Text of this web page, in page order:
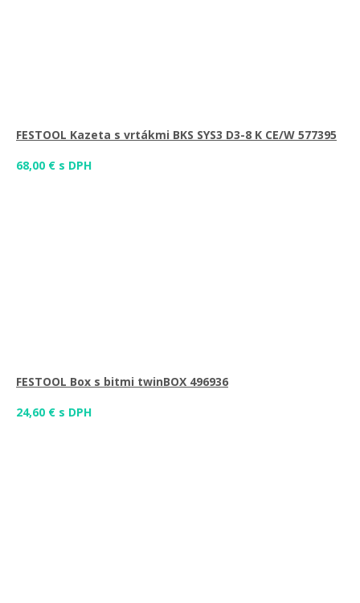
FESTOOL Kazeta s vrtákmi BKS SYS3 D3-8 K CE/W 577395
68,00 € s DPH
FESTOOL Box s bitmi twinBOX 496936
24,60 € s DPH